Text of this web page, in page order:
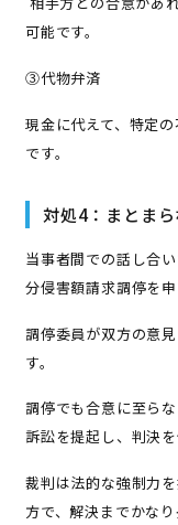
可能です。
③代物弁済
現金に代えて、特定
です。
対処4：まとま
当事者間での話し合
分侵害額請求調停を
調停委員が双方の意
す。
調停でも合意に至ら
訴訟を提起し、判決を
裁判は法的な強制力
方で、解決までかな